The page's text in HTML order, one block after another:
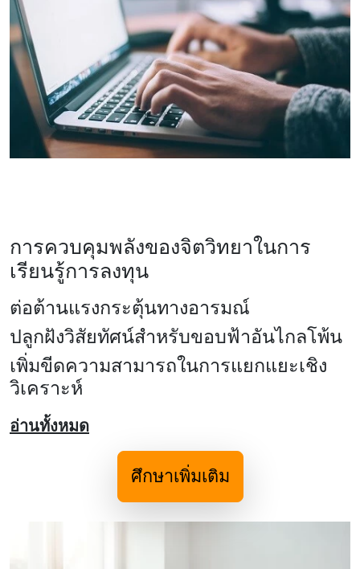
การควบคุมพลังของจิตวิทยาในการ
เรียนรู้การลงทุน
ต่อต้านแรงกระตุ้นทางอารมณ์
ปลูกฝังวิสัยทัศน์สําหรับขอบฟ้าอันไกลโพ้น
เพิ่มขีดความสามารถในการแยกแยะเชิง
วิเคราะห์
อ่านทั้งหมด
ศึกษาเพิ่มเติม